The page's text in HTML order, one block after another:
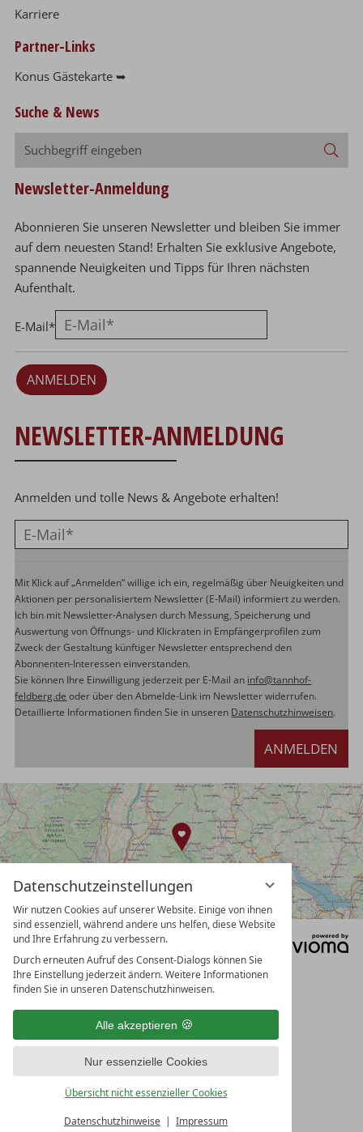
Datenschutzeinstellungen
Wir nutzen Cookies auf unserer Website. Einige von ihnen
sind essenziell, während andere uns helfen, diese Website
und Ihre Erfahrung zu verbessern.
Durch erneuten Aufruf des Consent-Dialogs können Sie
Ihre Einstellung jederzeit ändern. Weitere Informationen
finden Sie in unseren Datenschutzhinweisen.
Alle akzeptieren
Nur essenzielle Cookies
Übersicht nicht essenzieller Cookies
Datenschutzhinweise Impressum
Karriere
Partner-Links
Konus Gästekarte ➥
Suche & News
Suchbegriff
eingeben
Newsletter-Anmeldung
Abonnieren Sie unseren Newsletter und bleiben Sie immer
auf dem neuesten Stand! Erhalten Sie exklusive Angebote,
spannende Neuigkeiten und Tipps für Ihren nächsten
Aufenthalt.
E-Mail*
ANMELDEN
NEWSLETTER-ANMELDUNG
Anmelden und tolle News & Angebote erhalten!
Mit Klick auf „Anmelden“ willige ich ein, regelmäßig über Neuigkeiten und
Aktionen per personalisiertem Newsletter (E-Mail) informiert zu werden.
Ich bin mit Newsletter-Analysen durch Messung, Speicherung und
Auswertung von Öffnungs- und Klickraten in Empfängerprofilen zum
Zweck der Gestaltung künftiger Newsletter entsprechend den
Abonnenten-Interessen einverstanden.
Sie können Ihre Einwilligung jederzeit per E-Mail an info@tannhof-
feldberg.de oder über den Abmelde-Link im Newsletter widerrufen.
Detaillierte Informationen finden Sie in unseren Datenschutzhinweisen.
ANMELDEN
DATENSCHUTZ
DATENSCHUTZEINSTELLUNGEN
IMPRESSUM
AGB